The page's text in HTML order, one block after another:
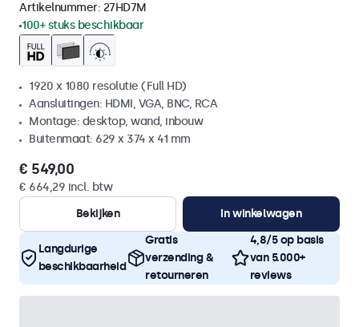
Artikelnummer: 27HD7M
100+ stuks beschikbaar
1920 x 1080 resolutie (Full HD)
Aansluitingen: HDMI, VGA, BNC, RCA
Montage: desktop, wand, inbouw
Buitenmaat: 629 x 374 x 41 mm
€ 549,00
€ 664,29 incl. btw
Bekijken
In winkelwagen
Langdurige
beschikbaarheid
Gratis
verzending &
retourneren
4,8/5 op basis
van 5.000+
reviews